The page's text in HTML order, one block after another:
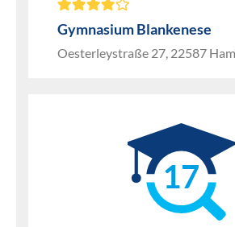
Gymnasium Blankenese
Oesterleystraße 27, 22587
17